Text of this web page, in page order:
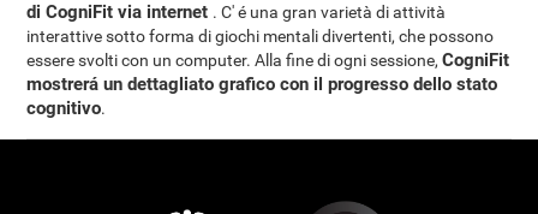
di CogniFit via internet . C' é una gran varietà di attività
interattive sotto forma di giochi mentali divertenti, che possono
essere svolti con un computer. Alla fine di ogni sessione,CogniFit
mostrerá un dettagliato grafico con il progresso dello stato
cognitivo.